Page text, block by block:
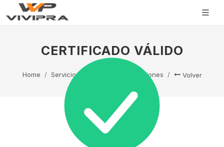
CERTIFICADO VÁLIDO
Home Servicio Técnico Capacitaciones Volver